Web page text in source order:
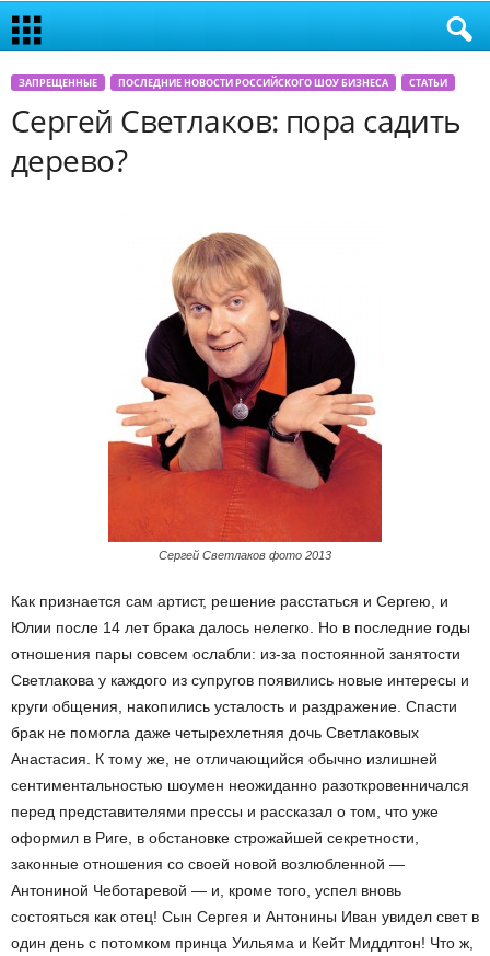
ЗАПРЕЩЕННЫЕ ПОСЛЕДНИЕ НОВОСТИ РОССИЙСКОГО ШОУ БИЗНЕСА СТАТЬИ
Сергей Светлаков: пора садить
дерево?
Сергей Светлаков фото 2013
Как признается сам артист, решение расстаться и Сергею, и
Юлии после 14 лет брака далось нелегко. Но в последние годы
отношения пары совсем ослабли: из-за постоянной занятости
Светлакова у каждого из супругов появились новые интересы и
круги общения, накопились усталость и раздражение. Спасти
брак не помогла даже четырехлетняя дочь Светлаковых
Анастасия. К тому же, не отличающийся обычно излишней
сентиментальностью шоумен неожиданно разоткровенничался
перед представителями прессы и рассказал о том, что уже
оформил в Риге, в обстановке строжайшей секретности,
законные отношения со своей новой возлюбленной —
Антониной Чеботаревой — и, кроме того, успел вновь
состояться как отец! Сын Сергея и Антонины Иван увидел свет в
один день с потомком принца Уильяма и Кейт Миддлтон! Что ж,